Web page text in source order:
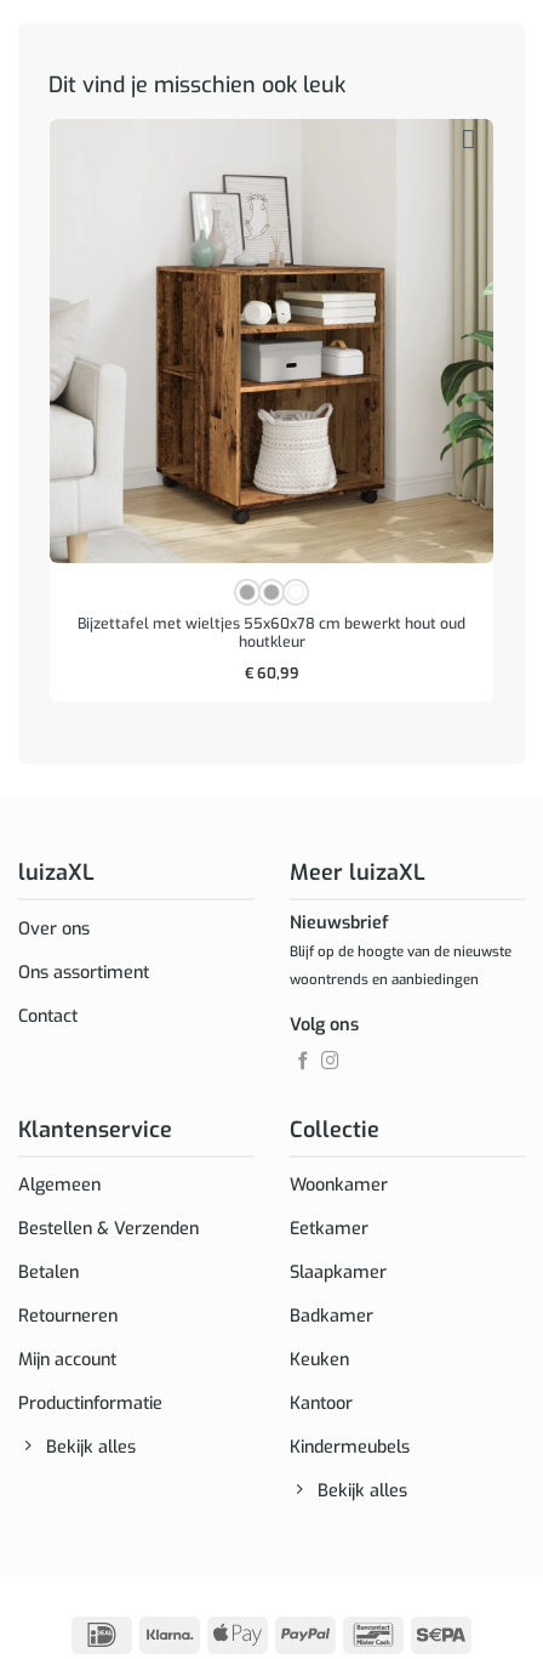
Dit vind je misschien ook leuk
Bijzettafel met wieltjes 55x60x78 cm bewerkt hout oud
houtkleur
€60,99
luizaXL
Over ons
Ons assortiment
Contact
Klantenservice
Algemeen
Bestellen & Verzenden
Betalen
Retourneren
Mijn account
Productinformatie
Bekijk alles
Collectie
Woonkamer
Eetkamer
Slaapkamer
Badkamer
Keuken
Kantoor
Kindermeubels
Bekijk alles
Meer luizaXL
Nieuwsbrief
Blijf op de hoogte van de nieuwste
woontrends en aanbiedingen
Volg ons
IDeal Klarna
Apple
PayPal BancontactSepa